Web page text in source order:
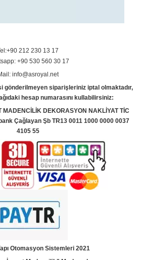
212 230 13 17
+90 530 560 30 17
info@asroyal.net
gönderilmeyen siparişleriniz iptal olmaktadır,
hesap numarasını kullabilirsiniz:
MADENCİLİK DEKORASYON NAKLİYAT TİC
Çağlayan Şb TR13 0011 1000 0000 0037
4105 55
Otomasyon Sistemleri 2021